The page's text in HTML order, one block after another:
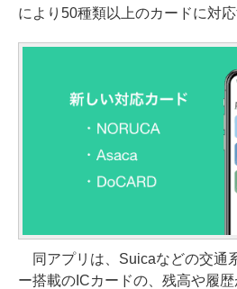
により50種類以上のカードに対応
同アプリは、Suicaなどの交通
ー搭載のICカードの、残高や履